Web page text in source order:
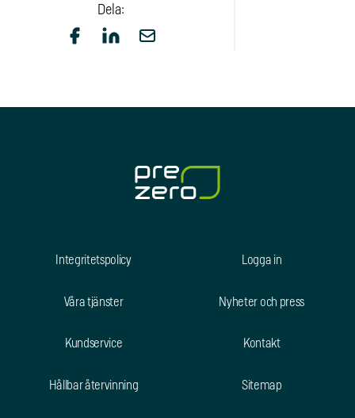
Dela:
Integritetspolicy
Våra tjänster
Kundservice
Hållbar återvinning
Logga in
Nyheter och press
Kontakt
Sitemap